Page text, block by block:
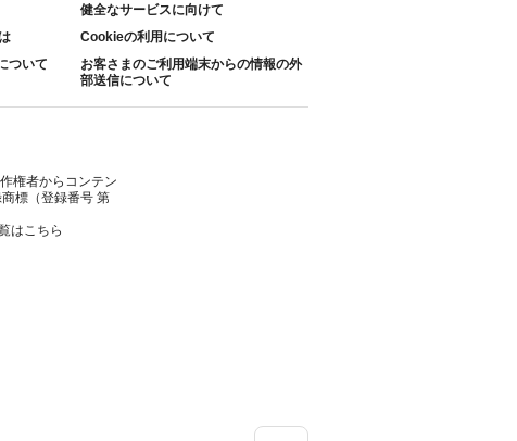
健全なサービスに向けて
Cookieの利用について
ついて
お客さまのご利用端末からの情報の外
部送信について
権者からコンテン
標（登録番号 第
はこちら